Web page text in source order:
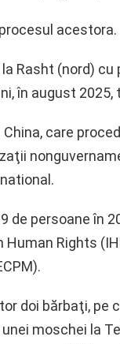
acestora.
Rasht (nord) cu
în august
care
persoane în
Rights
doi bărbaţi, pe
moschei la